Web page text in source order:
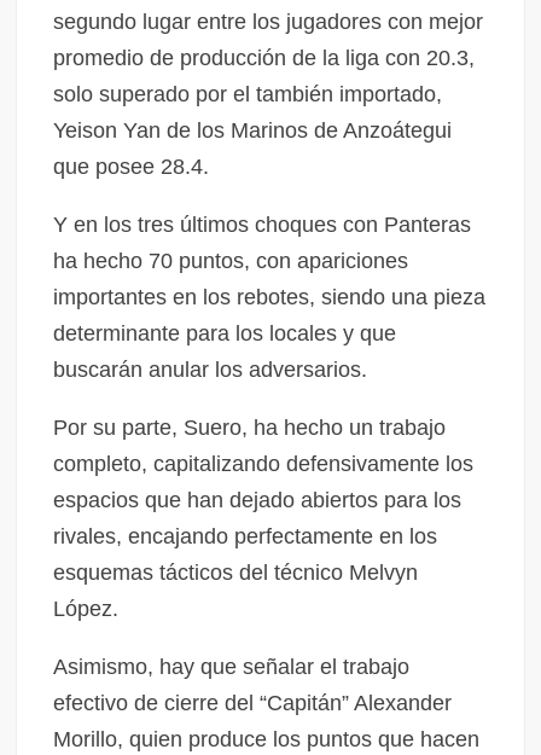
segundo lugar entre los jugadores con mejor
promedio de producción de la liga con 20.3,
solo superado por el también importado,
Yeison Yan de los Marinos de Anzoátegui
que posee 28.4.
Y en los tres últimos choques con Panteras
ha hecho 70 puntos, con apariciones
importantes en los rebotes, siendo una pieza
determinante para los locales y que
buscarán anular los adversarios.
Por su parte, Suero, ha hecho un trabajo
completo, capitalizando defensivamente los
espacios que han dejado abiertos para los
rivales, encajando perfectamente en los
esquemas tácticos del técnico Melvyn
López.
Asimismo, hay que señalar el trabajo
efectivo de cierre del “Capitán” Alexander
Morillo, quien produce los puntos que hacen